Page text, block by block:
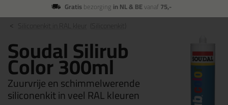
Gratisbezorging in NL & BEvanaf75,-
Soudal Silirub
Color 300ml
Zuurvrije en schimmelwerende
siliconenkit in veel RAL kleuren